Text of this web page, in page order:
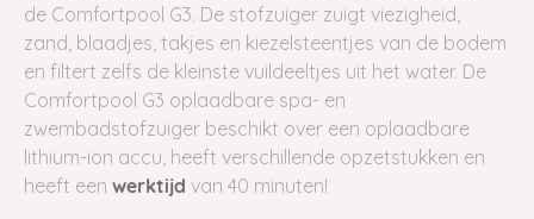
de Comfortpool G3. De stofzuiger zuigt viezigheid,
zand, blaadjes, takjes en kiezelsteentjes van de bodem
en filtert zelfs de kleinste vuildeeltjes uit het water. De
Comfortpool G3 oplaadbare spa- en
zwembadstofzuiger beschikt over een oplaadbare
lithium-ion accu, heeft verschillende opzetstukken en
heeft een werktijd van 40 minuten!